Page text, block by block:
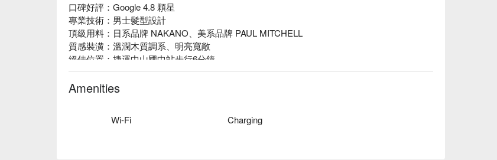
口碑好評：Google 4.8 顆星
專業技術：男士髮型設計
頂級用料：日系品牌 NAKANO、美系品牌 PAUL MITCHELL
質感裝潢：溫潤木質調系、明亮寬敞
絕佳位置：捷運中山國中站步行6分鐘
Amenities
Wi-Fi Charging